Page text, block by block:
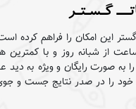
این امکان را فراهم کرده
راحتی و در 24 ساعت از شبانه روز و با
به صورت رایگان و ویژه به دید
خود را در صدر نتایج جست و